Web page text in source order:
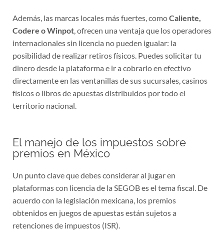
Además, las marcas locales más fuertes, como Caliente,
Codere o Winpot , ofrecen una ventaja que los operadores
internacionales sin licencia no pueden igualar: la
posibilidad de realizar retiros físicos. Puedes solicitar tu
dinero desde la plataforma e ir a cobrarlo en efectivo
directamente en las ventanillas de sus sucursales, casinos
físicos o libros de apuestas distribuidos por todo el
territorio nacional.
El manejo de los impuestos sobre
premios en México
Un punto clave que debes considerar al jugar en
plataformas con licencia de la SEGOB es el tema fiscal. De
acuerdo con la legislación mexicana, los premios
obtenidos en juegos de apuestas están sujetos a
retenciones de impuestos (ISR).